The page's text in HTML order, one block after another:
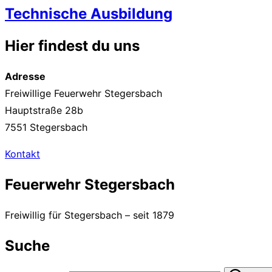
Technische Ausbildung
Hier findest du uns
Adresse
Freiwillige Feuerwehr Stegersbach
Hauptstraße 28b
7551 Stegersbach
Kontakt
Feuerwehr Stegersbach
Freiwillig für Stegersbach – seit 1879
Suche